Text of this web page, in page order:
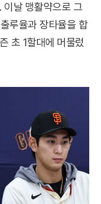
이날 맹활약으로 그
루율과 장타율을 합
초 1할대에 머물렀